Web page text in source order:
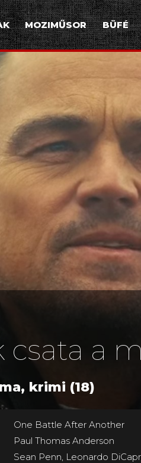
MOZIMŰSOR BÜFÉ
csata a
krimi (18)
One Battle After Another
Paul Thomas Anderson
Sean Penn, Leonardo